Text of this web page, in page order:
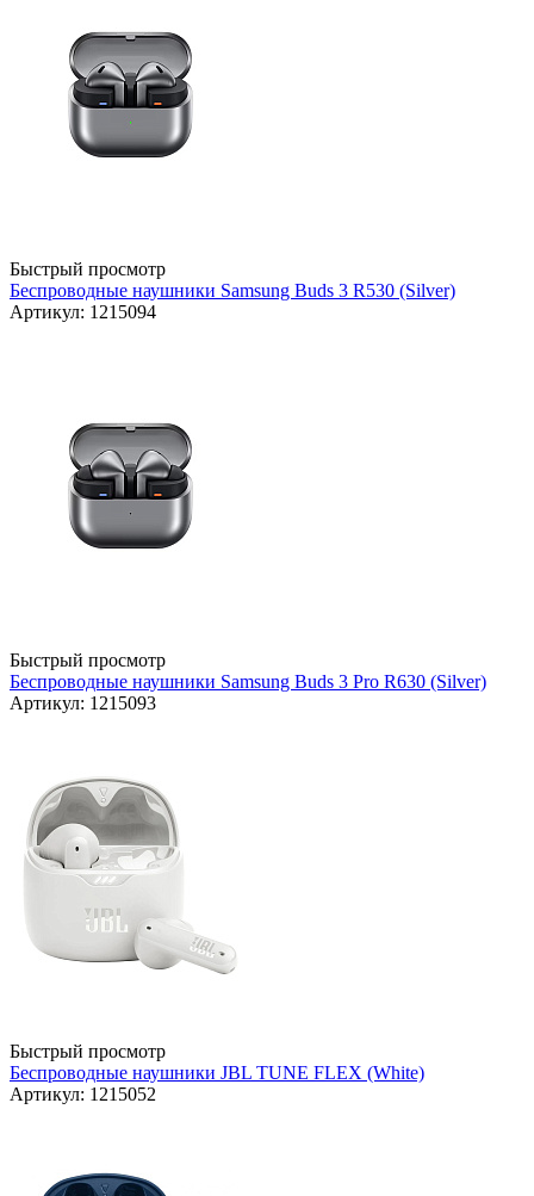
Быстрый просмотр
Беспроводные наушники Samsung Buds 3 R530 (Silver)
Артикул: 1215094
Быстрый просмотр
Беспроводные наушники Samsung Buds 3 Pro R630 (Silver)
Артикул: 1215093
Быстрый просмотр
Беспроводные наушники JBL TUNE FLEX (White)
Артикул: 1215052